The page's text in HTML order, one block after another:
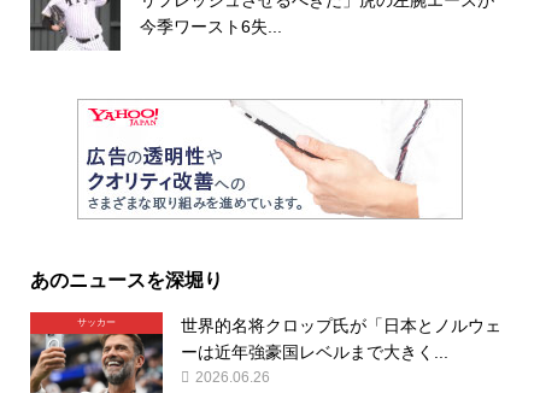
今季ワースト6失...
あのニュースを深堀り
サッカー
世界的名将クロップ氏が「日本とノルウェ
ーは近年強豪国レベルまで大きく...
2026.06.26